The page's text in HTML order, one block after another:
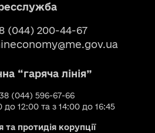
(044) 200-44-67
“гаряча лінія”
(044) 596-67-66
12:00 та з 14:00 до 16:45
та протидія корупції